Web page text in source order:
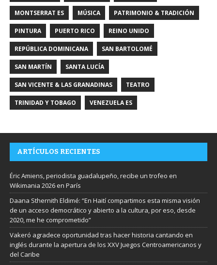
MONTSERRAT ES MÚSICA PATRIMONIO & TRADICIÓN
PINTURA PUERTO RICO REINO UNIDO
REPÚBLICA DOMINICANA SAN BARTOLOMÉ
SAN MARTÍN SANTA LUCÍA
SAN VICENTE & LAS GRANADINAS TEATRO
TRINIDAD Y TOBAGO VENEZUELA ES
ARTÍCULOS RECIENTES
Éric Amiens, periodista guadalupeño, recibe un trofeo en
Wikimania 2026 en París
Daana Sthernith Eldimé: “En Haití compartimos esta misma visión
de un acceso democrático y abierto a la cultura, por eso, desde
2020, me he comprometido”
Vakeró agradece oportunidad tras hacer historia cantando en
inglés durante la apertura de los XXV Juegos Centroamericanos y
del Caribe